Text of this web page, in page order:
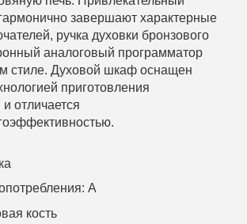
завершают характерные
ручка духовки бронзового
аналоговый программатор
стиле. Духовой шкаф оснащен
приготовления
отличается
A
кость